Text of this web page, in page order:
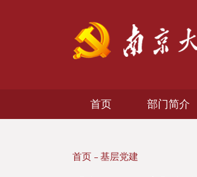
首页 部门简介
首页 基层党建